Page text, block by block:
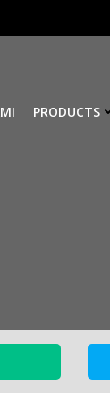
PRODUCTS